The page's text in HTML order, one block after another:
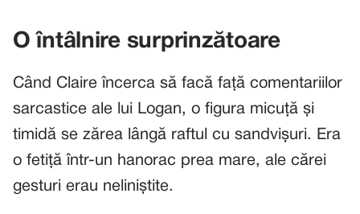
O întâlnire surprinzătoare
Când Claire încerca să facă față comentariilor
sarcastice ale lui Logan, o figura micuță și
timidă se zărea lângă raftul cu sandvișuri. Era
o fetiță într-un hanorac prea mare, ale cărei
gesturi erau neliniștite.